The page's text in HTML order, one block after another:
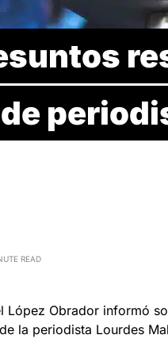
READ
López Obrador informó
la periodista Lourdes